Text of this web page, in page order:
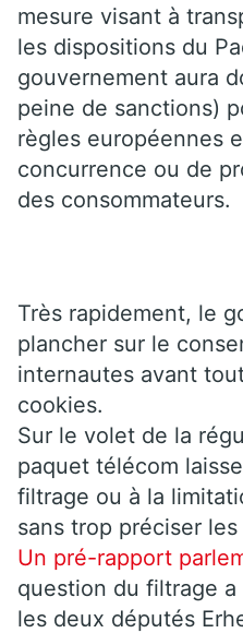
mesure visant à
les dispositions du
gouvernement aura
peine de sanctions)
règles européennes
concurrence ou de
des consommateurs.
Très rapidement, le
plancher sur le
internautes avant
cookies.
Sur le volet de la
paquet télécom
filtrage ou à la
sans trop préciser
Un pré-rapport
question du filtrage
les deux députés